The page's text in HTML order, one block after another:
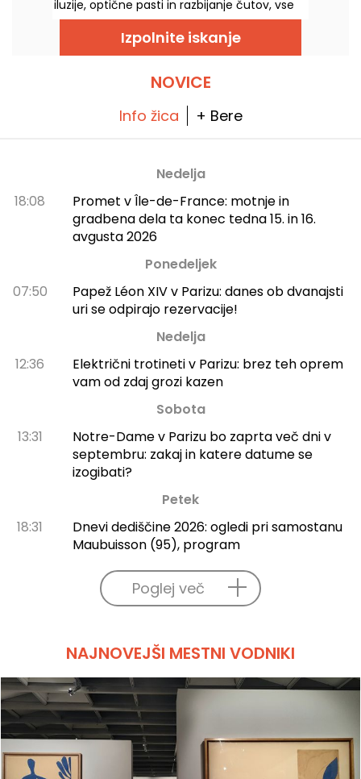
iluzije, optične pasti in razbijanje čutov, vse
to pa vas čaka v Parizu. Užitek je v tem, da
vas bodo namerno zavestno zavedli, hkrati
pa boste lahko ujeli krajše sanjske posnetke.
Pet novih interaktivnih doživetij je dodanih v
čas, da preizkusite svoje čute! In kot sladico
vas čaka popolnoma nov kavni kotiček, ki je
tako slasten, da ga ne smete zamuditi: Hans
& Gretel vas bo s svojimi okusi povabil v
Izpolnite iskanje
NOVICE
Info žica + Bere
Nedelja
18:08
Promet v Île-de-France: motnje in
gradbena dela ta konec tedna 15. in 16.
avgusta 2026
Ponedeljek
07:50
Papež Léon XIV v Parizu: danes ob dvanajsti
uri se odpirajo rezervacije!
Nedelja
12:36
Električni trotineti v Parizu: brez teh oprem
vam od zdaj grozi kazen
Sobota
13:31
Notre-Dame v Parizu bo zaprta več dni v
septembru: zakaj in katere datume se
izogibati?
Petek
18:31
Dnevi dediščine 2026: ogledi pri samostanu
Maubuisson (95), program
Poglej več
NAJNOVEJŠI MESTNI VODNIKI